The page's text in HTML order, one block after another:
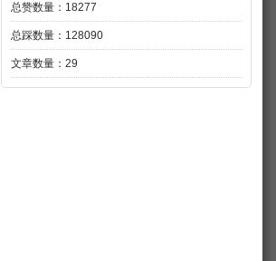
总赞数量：18277
总踩数量：128090
文章数量：29